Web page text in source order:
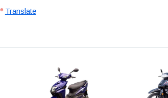
Translate